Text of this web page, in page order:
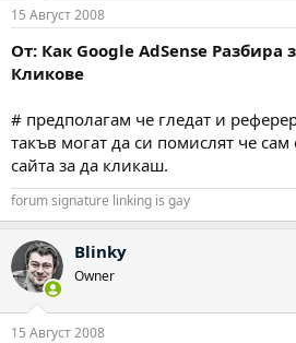
15 Август 2008
От: Как Google AdSense
Кликове
# предполагам че гледат и
такъв могат да си помислят че
сайта за да кликаш.
forum signature linking is gay
Blinky
Owner
15 Август 2008